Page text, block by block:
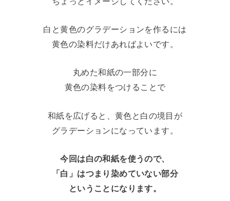
白と黄色のグラデーションを作るには
黄色の染料だけあればよいです。
丸めた和紙の一部分に
黄色の染料をつけることで
和紙を広げると、黄色と白の境目が
グラデーションになっています。
今回は白の和紙を使うので、
「白」はつまり染めていない部分
ということになります。